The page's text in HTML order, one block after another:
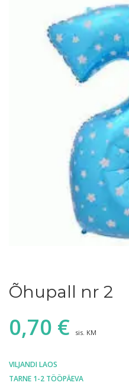
Õhupall nr 2
0,70 € sis. KM
VILJANDI LAOS
TARNE 1-2 TÖÖPÄEVA